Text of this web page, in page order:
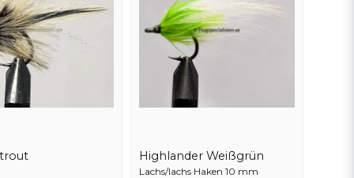
Highlander Weißgrün
Lachs/lachs Haken 10 mm